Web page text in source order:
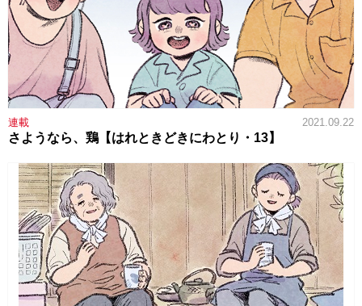
連載 2021.09.22
さようなら、鶏【はれときどきにわとり・13】